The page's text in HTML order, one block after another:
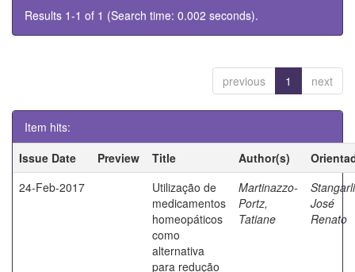
Results 1-1 of 1 (Search time: 0.002 seconds).
previous 1 next
Item hits:
Issue Date
Preview Title Author(s)
24-Feb-2017
Utilização de
medicamentos
homeopáticos
como
alternativa
para redução
Martinazzo-
Portz,
Tatiane
José
Renato